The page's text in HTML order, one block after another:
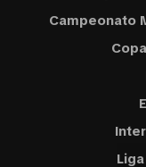
Campeonato